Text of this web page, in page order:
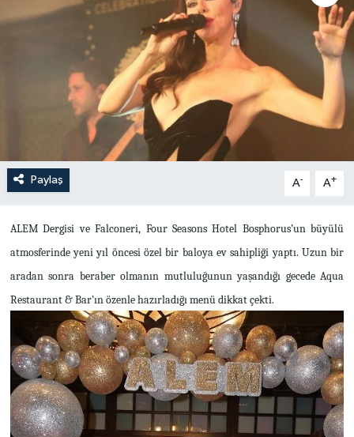
Paylaş A- A+
ALEM Dergisi ve Falconeri, Four Seasons Hotel Bosphorus’un büyülü
atmosferinde yeni yıl öncesi özel bir baloya ev sahipliği yaptı. Uzun bir
aradan sonra beraber olmanın mutluluğunun yaşandığı gecede Aqua
Restaurant & Bar’ın özenle hazırladığı menü dikkat çekti.